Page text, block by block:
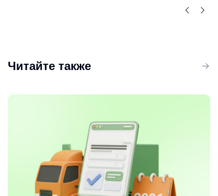
с контрагентами
Читайте также